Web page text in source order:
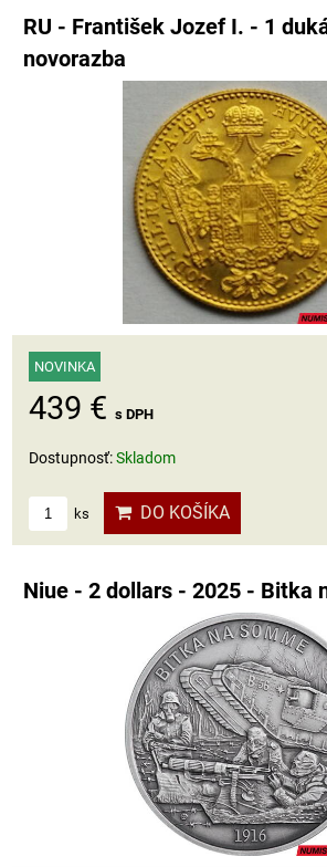
RU - František Jozef I. - 1
novorazba
NOVINKA
439 € s DPH
Dostupnosť:Skladom
ks DO KOŠÍKA
Niue - 2 dollars - 2025 - Bitka